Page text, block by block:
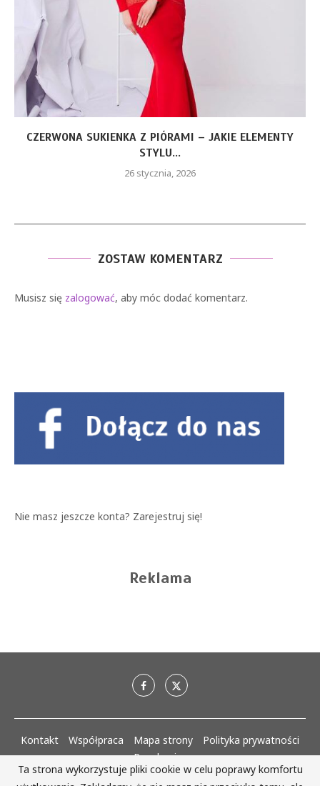
CZERWONA SUKIENKA Z PIÓRAMI – JAKIE ELEMENTY
STYLU...
26 stycznia, 2026
ZOSTAW KOMENTARZ
Musisz się zalogować, aby móc dodać komentarz.
Nie masz jeszcze konta? Zarejestruj się!
Reklama
Kontakt Współpraca Mapa strony
Polityka prywatności
Regulaminy
Ta strona wykorzystuje pliki cookie w celu poprawy komfortu